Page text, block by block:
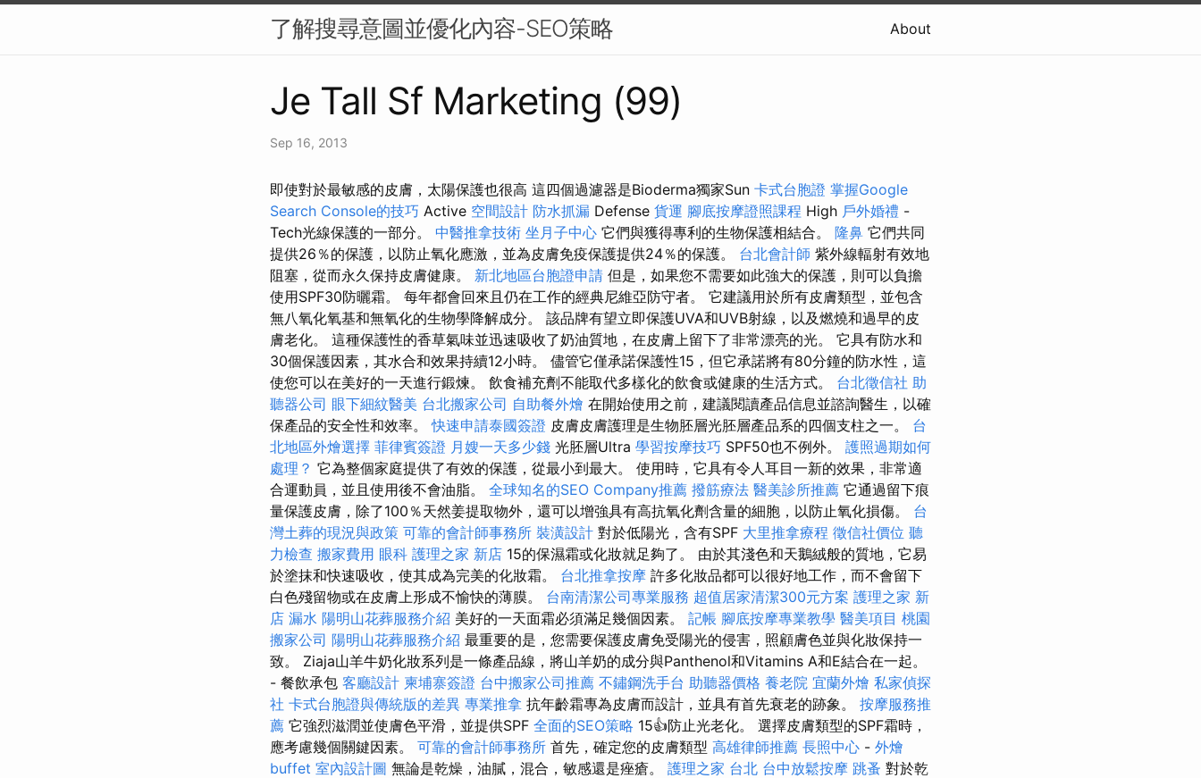
了解搜尋意圖並優化內容-SEO策略 About
Je Tall Sf Marketing (99)
Sep 16, 2013
即使對於最敏感的皮膚，太陽保護也很高 這四個過濾器是Bioderma獨家Sun 卡式台胞證 掌握Google
Search Console的技巧 Active 空間設計 防水抓漏 Defense 貨運 腳底按摩證照課程 High 戶外婚禮 -
Tech光線保護的一部分。 中醫推拿技術 坐月子中心 它們與獲得專利的生物保護相結合。 隆鼻 它們共同
提供26％的保護，以防止氧化應激，並為皮膚免疫保護提供24％的保護。 台北會計師 紫外線輻射有效地
阻塞，從而永久保持皮膚健康。 新北地區台胞證申請 但是，如果您不需要如此強大的保護，則可以負擔
使用SPF30防曬霜。 每年都會回來且仍在工作的經典尼維亞防守者。 它建議用於所有皮膚類型，並包含
無八氧化氧基和無氧化的生物學降解成分。 該品牌有望立即保護UVA和UVB射線，以及燃燒和過早的皮
膚老化。 這種保護性的香草氣味並迅速吸收了奶油質地，在皮膚上留下了非常漂亮的光。 它具有防水和
30個保護因素，其水合和效果持續12小時。 儘管它僅承諾保護性15，但它承諾將有80分鐘的防水性，這
使您可以在美好的一天進行鍛煉。 飲食補充劑不能取代多樣化的飲食或健康的生活方式。 台北徵信社 助
聽器公司 眼下細紋醫美 台北搬家公司 自助餐外燴 在開始使用之前，建議閱讀產品信息並諮詢醫生，以確
保產品的安全性和效率。快速申請泰國簽證 皮膚皮膚護理是生物胚層光胚層產品系的四個支柱之一。 台
北地區外燴選擇 菲律賓簽證 月嫂一天多少錢 光胚層Ultra 學習按摩技巧 SPF50也不例外。 護照過期如何
處理？ 它為整個家庭提供了有效的保護，從最小到最大。 使用時，它具有令人耳目一新的效果，非常適
合運動員，並且使用後不會油脂。 全球知名的SEO Company推薦 撥筋療法 醫美診所推薦 它通過留下痕
量保護皮膚，除了100％天然姜提取物外，還可以增強具有高抗氧化劑含量的細胞，以防止氧化損傷。 台
灣土葬的現況與政策 可靠的會計師事務所 裝潢設計 對於低陽光，含有SPF 大里推拿療程 徵信社價位 聽
力檢查 搬家費用 眼科 護理之家 新店 15的保濕霜或化妝就足夠了。 由於其淺色和天鵝絨般的質地，它易
於塗抹和快速吸收，使其成為完美的化妝霜。 台北推拿按摩 許多化妝品都可以很好地工作，而不會留下
白色殘留物或在皮膚上形成不愉快的薄膜。 台南清潔公司專業服務 超值居家清潔300元方案 護理之家 新
店 漏水 陽明山花葬服務介紹 美好的一天面霜必須滿足幾個因素。 記帳 腳底按摩專業教學 醫美項目 桃園
搬家公司 陽明山花葬服務介紹 最重要的是，您需要保護皮膚免受陽光的侵害，照顧膚色並與化妝保持一
致。 Ziaja山羊牛奶化妝系列是一條產品線，將山羊奶的成分與Panthenol和Vitamins A和E結合在一起。
- 餐飲承包 客廳設計 柬埔寨簽證 台中搬家公司推薦 不鏽鋼洗手台 助聽器價格 養老院 宜蘭外燴 私家偵探
社 卡式台胞證與傳統版的差異 專業推拿 抗年齡霜專為皮膚而設計，並具有首先衰老的跡象。 按摩服務推
薦 它強烈滋潤並使膚色平滑，並提供SPF 全面的SEO策略 15👍防止光老化。 選擇皮膚類型的SPF霜時，
應考慮幾個關鍵因素。 可靠的會計師事務所 首先，確定您的皮膚類型 高雄律師推薦 長照中心 - 外燴
buffet 室內設計圖 無論是乾燥，油膩，混合，敏感還是痤瘡。 護理之家 台北 台中放鬆按摩 跳蚤 對於乾